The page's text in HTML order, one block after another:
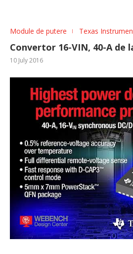
Module de putere Texas
Convertor 16-VIN, 40-A de
10 July 2016